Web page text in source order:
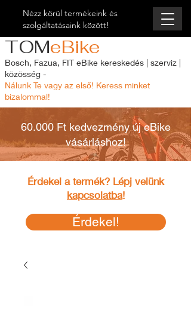
Nézz körül termékeink és
szolgáltatásaink között!
TOMeBike
Bosch, Fazua, FIT eBike kereskedés | szerviz |
közösség -
Nálunk Te vagy az első! Keress minket
bizalommal!
60.000 Ft kedvezmény új eBike
vásárláshoz!
Érdekel a termék? Lépj velünk
kapcsolatba!
Érdekel!